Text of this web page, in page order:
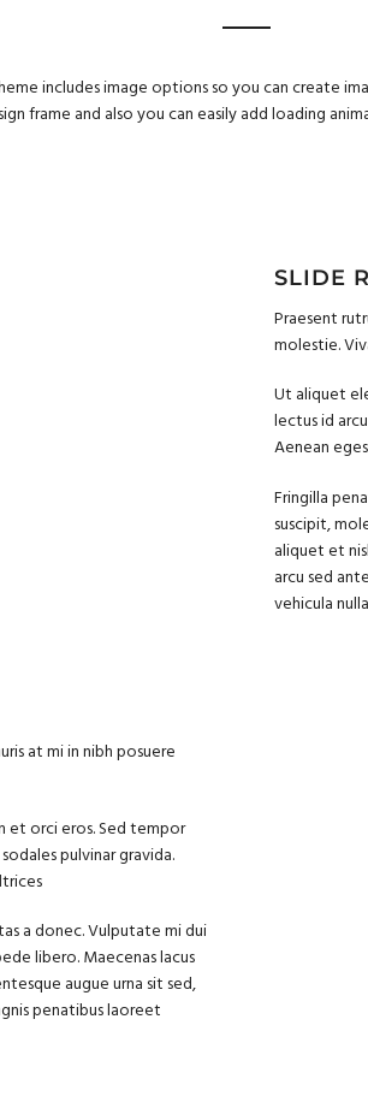
includes image options so you can create
frame and also you can easily add loading
SLIDE
Praesent
molestie.
Ut aliquet
lectus id
Aenean
Fringilla
suscipit,
aliquet et
arcu sed
vehicula
at mi in nibh posuere
et orci eros. Sed tempor
pulvinar gravida.
a donec. Vulputate mi dui
libero. Maecenas lacus
augue urna sit sed,
penatibus laoreet